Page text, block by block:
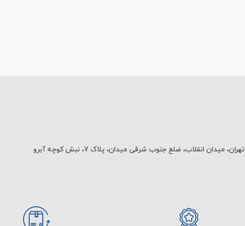
تهران، میدان انقلاب، ضلع جنوب شرقی میدان، پلاک 7، نبش کوچه آبرو